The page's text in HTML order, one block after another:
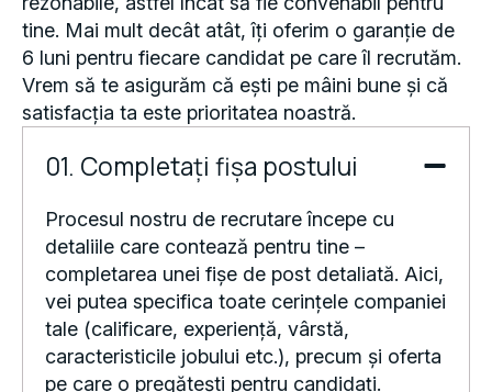
tine. Mai mult decât atât, îți oferim o garanție de
6 luni pentru fiecare candidat pe care îl recrutăm.
Vrem să te asigurăm că ești pe mâini bune și că
satisfacția ta este prioritatea noastră.
01. Completați fișa postului
detaliile care contează pentru tine –
completarea unei fișe de post detaliată. Aici,
vei putea specifica toate cerințele companiei
tale (calificare, experiență, vârstă,
caracteristicile jobului etc.), precum și oferta
pe care o pregătești pentru candidați.